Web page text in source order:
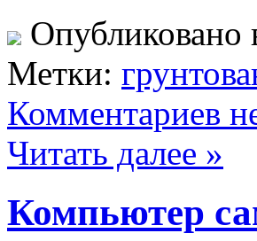
Опубликовано
Метки:
Комментариев
Читать далее »
Компьютер